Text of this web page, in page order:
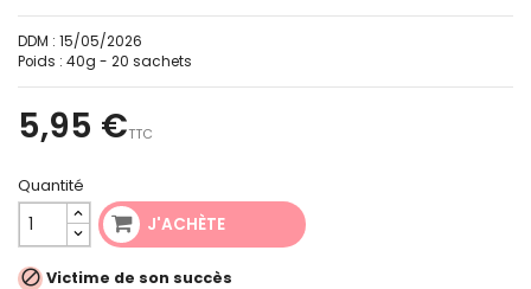
DDM : 15/05/2026
Poids : 40g - 20 sachets
5,95 €TTC
Quantité
J'ACHÈTE
 Victime de son succès